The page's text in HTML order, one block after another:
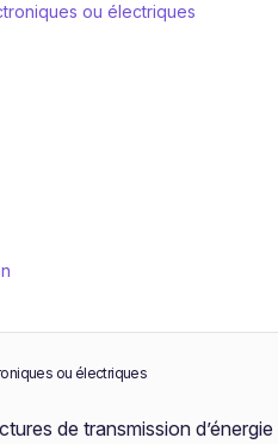
ou électriques
ou électriques
de transmission